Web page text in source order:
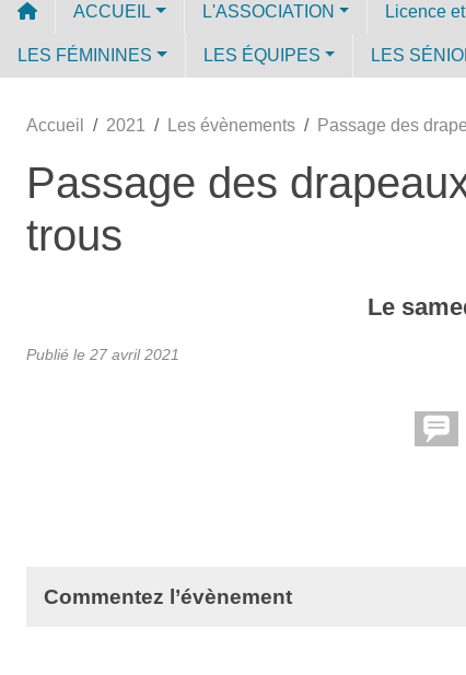
ACCUEIL L'ASSOCIATION
LES FÉMININES LES ÉQUIPES LES
Accueil 2021 Les évènements Passage des
Passage des
trous
Le
Publié le 27 avril 2021
Commentez l’évènement